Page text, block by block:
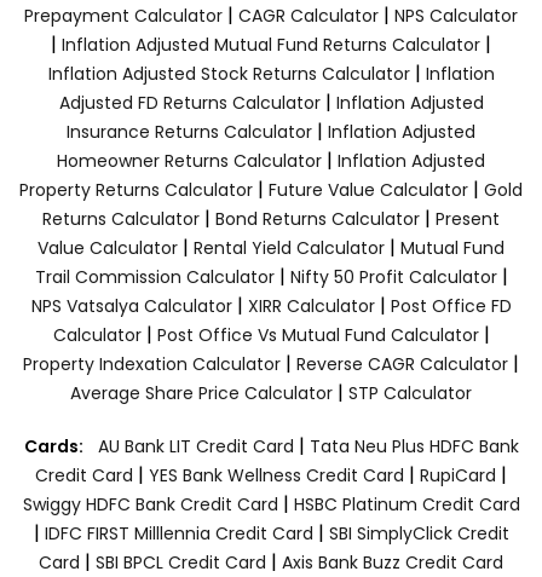
Prepayment Calculator | CAGR Calculator | NPS Calculator
| Inflation Adjusted Mutual Fund Returns Calculator |
Inflation Adjusted Stock Returns Calculator| Inflation
Adjusted FD Returns Calculator| Inflation Adjusted
Insurance Returns Calculator | Inflation Adjusted
Homeowner Returns Calculator | Inflation Adjusted
Property Returns Calculator | Future Value Calculator | Gold
Returns Calculator | Bond Returns Calculator | Present
Value Calculator | Rental Yield Calculator | Mutual Fund
Trail Commission Calculator| Nifty 50 Profit Calculator|
NPS Vatsalya Calculator| XIRR Calculator| Post Office FD
Calculator| Post Office Vs Mutual Fund Calculator|
Property Indexation Calculator | Reverse CAGR Calculator |
Average Share Price Calculator | STP Calculator
Cards: AU Bank LIT Credit Card | Tata Neu Plus HDFC Bank
Credit Card | YES Bank Wellness Credit Card | RupiCard |
Swiggy HDFC Bank Credit Card | HSBC Platinum Credit Card
| IDFC FIRST Milllennia Credit Card | SBI SimplyClick Credit
Card | SBI BPCL Credit Card | Axis Bank Buzz Credit Card